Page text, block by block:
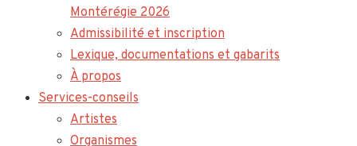
Montérégie 2026
Admissibilité et inscription
Lexique, documentations et gabarits
À propos
Services-conseils
Artistes
Organismes